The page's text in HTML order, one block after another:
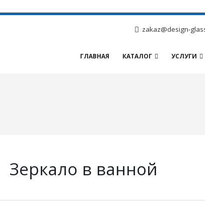
zakaz@design-
ГЛАВНАЯ КАТАЛОГ УСЛУГИ
Зеркало в ванной